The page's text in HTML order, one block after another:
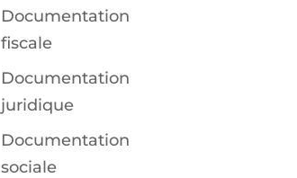
Documentation
fiscale
Documentation
juridique
Documentation
sociale